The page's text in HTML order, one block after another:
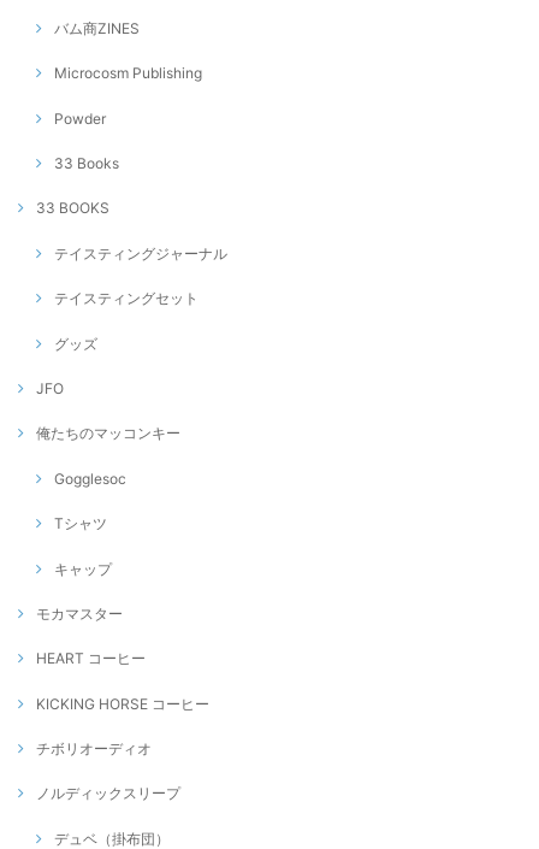
バム商ZINES
Microcosm Publishing
Powder
33 Books
33 BOOKS
テイスティングジャーナル
テイスティングセット
グッズ
JFO
俺たちのマッコンキー
Gogglesoc
Tシャツ
キャップ
モカマスター
HEART コーヒー
KICKING HORSE コーヒー
チボリオーディオ
ノルディックスリープ
デュベ（掛布団）